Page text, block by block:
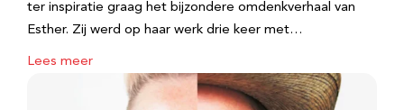
ter inspiratie graag het bijzondere omdenkverhaal van
Esther. Zij werd op haar werk drie keer met…
Lees meer